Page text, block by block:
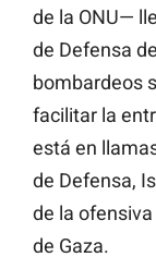
de la ONU—
de Defensa
bombardeos
facilitar la
está en
de Defensa,
de la
de Gaza.